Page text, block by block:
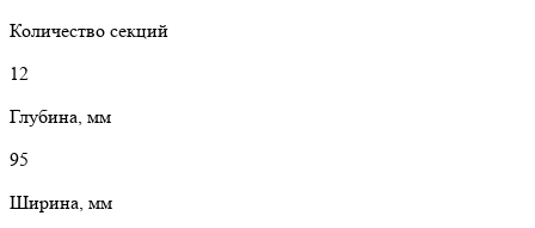
Количество секций
12
Глубина, мм
95
Ширина, мм